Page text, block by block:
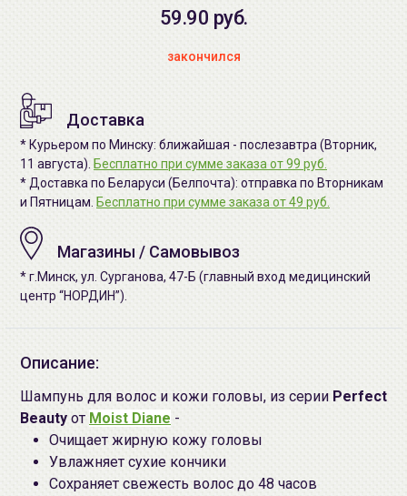
59.90 руб.
закончился
Доставка
* Курьером по Минску: ближайшая - послезавтра (Вторник,
11 августа). Бесплатно при сумме заказа от 99 руб.
* Доставка по Беларуси (Белпочта): отправка по Вторникам
и Пятницам. Бесплатно при сумме заказа от 49 руб.
Магазины / Самовывоз
* г.Минск, ул. Сурганова, 47-Б (главный вход медицинский
центр “НОРДИН”).
Описание:
Шампунь для волос и кожи головы, из серии Perfect
Beauty от Moist Diane -
Очищает жирную кожу головы
Увлажняет сухие кончики
Сохраняет свежесть волос до 48 часов